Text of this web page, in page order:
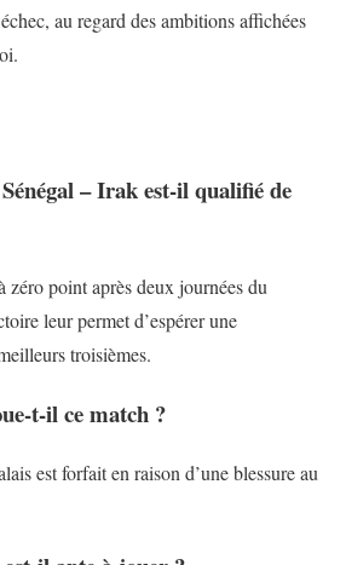
au regard des ambitions affichées
– Irak est-il qualifié de
zéro point après deux journées du
leur permet d’espérer une
troisièmes.
t-il ce match ?
est forfait en raison d’une blessure au